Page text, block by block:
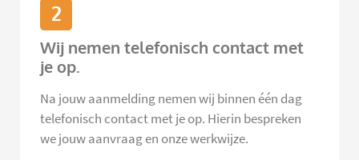
2
Wij nemen telefonisch contact met
je op.
Na jouw aanmelding nemen wij binnen één dag
telefonisch contact met je op. Hierin bespreken
we jouw aanvraag en onze werkwijze.